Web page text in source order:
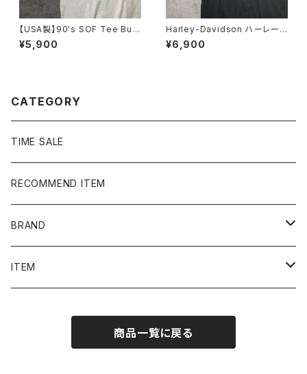
【USA製】90's SOF Tee Bud
weiser バドワイザー バック
プリント 飲料企業系 シング
¥5,900
Harley-Davidson ハーレーダ
ビッドソン ヘラジカ プリン
ト コピーライト2016 ブラッ
¥6,900
CATEGORY
TIME SALE
RECOMMEND ITEM
BRAND
NIKE
ITEM
商品一覧に戻る